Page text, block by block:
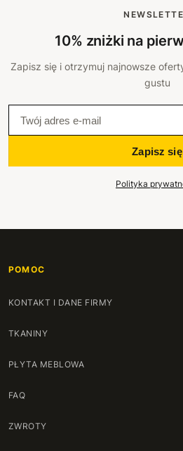
10% zniżki na
Zapisz się i otrzymuj najnowsze
gustu
Zapisz się
Polityka
POMOC
KONTAKT I DANE FIRMY
TKANINY
PŁYTA MEBLOWA
FAQ
ZWROTY